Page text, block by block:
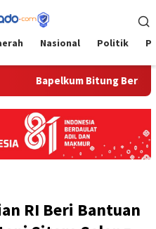
Nasional Politik
‎Bapelkum Bitung Berbagi,
RI Beri Bantuan